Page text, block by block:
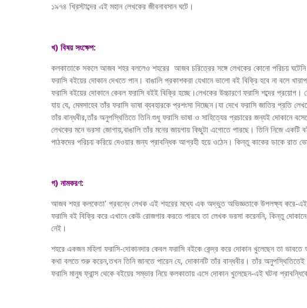
১৯৭৪ খ্রিস্টাব্দের এই মহান লেখকের জীবনাবসান ঘটে।
খ) বিষয় সংক্ষেপ:
কলকাতাকে সকলে আজব শহর বললেও শহরের আজব চরিত্রের সঙ্গে লেখকের কোনো পরিচয়
ফরাসি বইয়ের দোকান দেখতে পান। বাঙালি প্রকাশকরা যেখানে ভালো বই বিক্রি হবে না বলে
ফরাসি বইয়ের দোকানে কেবল ফরাসি বইই বিক্রি হচ্ছে।লেখকের উচ্চারণে ফরাসি শব্দের
যায় যে, মেমসাহেব তাঁর ফরাসি ভাষা ব্যবহারকে প্রশংসা দিচ্ছেন।যা দেখে ফরাসি জাতির প্রতি
তাঁর বান্ধবীর,তাঁর অনুপস্থিতিতে তিনি শুধু ফরাসি ভাষা ও সাহিত্যের প্রচারের জন্যই দোকানে
লেখকের মনে ভরসা জোগায়,বাঙালি তাঁর মনের জায়গায় কিছুটা এগোতে পারছে। তিনি নিজে একটি
পাঠকদের পরিচয় করিয়ে দেওয়ার জন্য প্রাবন্ধিক আগ্রহী হয়ে ওঠেন। কিন্তু কাকের ডাকে রাত
গ) নামকরণ:
আজব শহর কলকেতা' প্রবন্ধে লেখক এই শহরের মধ্যে এক অদ্ভুত অভিজ্ঞতাকে উপলক্ষ্য করে-এই
ফরাসি বই বিক্রি করে এখানে কেউ রোজগার করতে পারবে তা লেখক ভরসা করেননি, কিন্তু
নেই।
শহরে একজন মহিলা ফরাসি-দোকানদার কেবল ফরাসি বইকে কেন্দ্র করে দোকান খুলেছেন তা ভাবতে
কথা বলতে শুরু করেন,তখন তিনি জানতে পারেন যে, দোকানটি তাঁর বান্ধবীর। তাঁর
ফরাসি মানুষ ফ্রান্স থেকে বইয়ের সম্ভার নিয়ে কলকাতায় এসে দোকান খুলেছেন-এই ঘটনা